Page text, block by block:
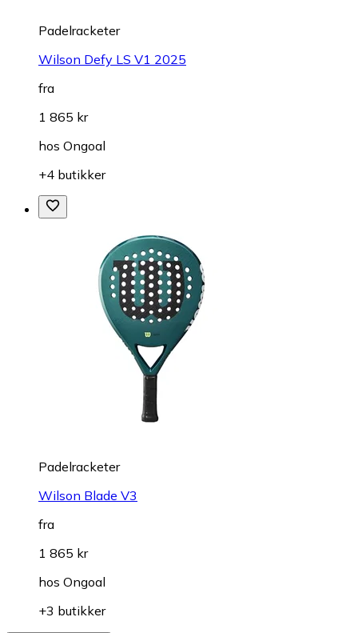
Padelracketer
Wilson Defy LS V1 2025
fra
1 865 kr
hos Ongoal
+4 butikker
Padelracketer
Wilson Blade V3
fra
1 865 kr
hos Ongoal
+3 butikker